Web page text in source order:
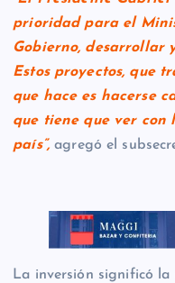
prioridad para el
Gobierno, desarrollar
Estos proyectos, que
que hace es hacerse
que tiene que ver con
país”,agregó el
La inversión significó